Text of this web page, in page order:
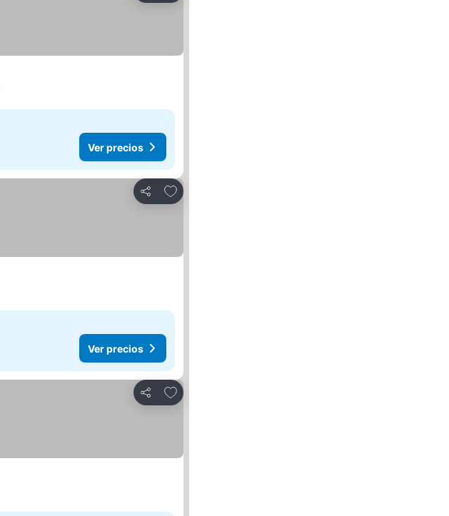
Ver precios
Compartir
Agregar a favoritos
Ver precios
Compartir
Agregar a favoritos